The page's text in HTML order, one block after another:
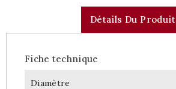
Détails Du Produit
Fiche technique
Diamètre